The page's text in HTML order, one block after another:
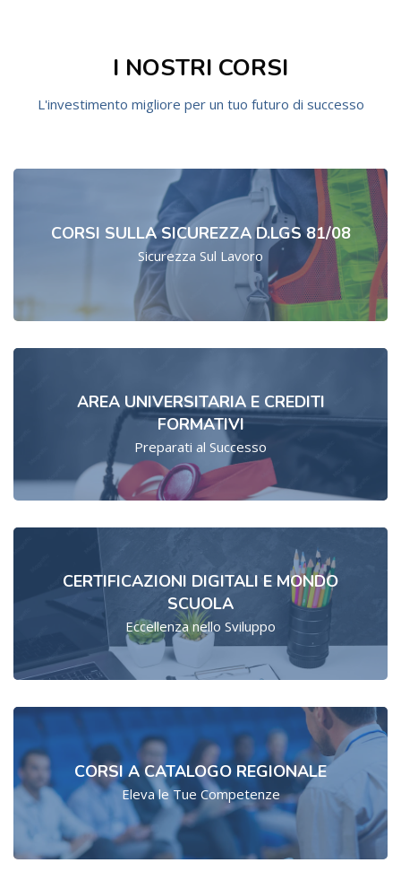
I NOSTRI CORSI
L'investimento migliore per un tuo futuro di successo
CORSI SULLA SICUREZZA D.LGS 81/08
Sicurezza Sul Lavoro
AREA UNIVERSITARIA E CREDITI
FORMATIVI
Preparati al Successo
CERTIFICAZIONI DIGITALI E MONDO
SCUOLA
Eccellenza nello Sviluppo
CORSI A CATALOGO REGIONALE
Eleva le Tue Competenze